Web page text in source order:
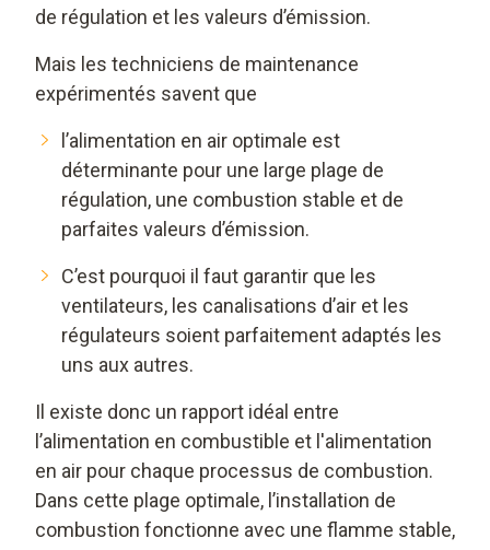
de régulation et les valeurs d’émission.
Mais les techniciens de maintenance
expérimentés savent que
l’alimentation en air optimale est
déterminante pour une large plage de
régulation, une combustion stable et de
parfaites valeurs d’émission.
C’est pourquoi il faut garantir que les
ventilateurs, les canalisations d’air et les
régulateurs soient parfaitement adaptés les
uns aux autres.
Il existe donc un rapport idéal entre
l’alimentation en combustible et l'alimentation
en air pour chaque processus de combustion.
Dans cette plage optimale, l’installation de
combustion fonctionne avec une flamme stable,